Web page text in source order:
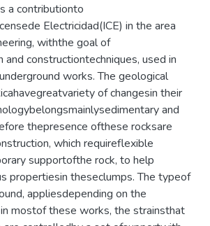
a contributionto
Electricidad(ICE) in the area
withthe goal of
constructiontechniques, used in
works. The geological
of changesin their
and
thepresence ofthese rocksare
which requireflexible
supportofthe rock, to help
propertiesin theseclumps. The typeof
appliesdepending on the
mostof these works, the strainsthat